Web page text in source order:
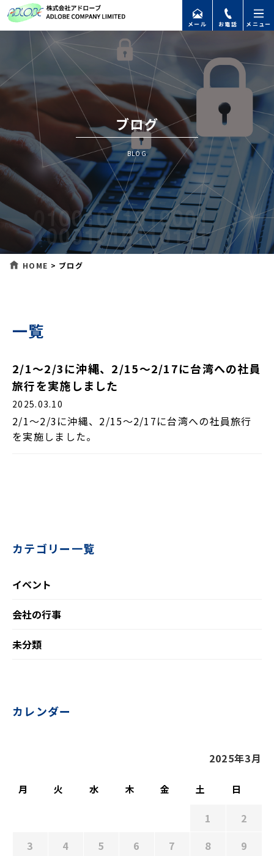
メール お電話 メニュー
ブログ
BLOG
HOME > ブログ
一覧
2/1～2/3に沖縄、2/15～2/17に台湾への社員
旅行を実施しました
2025.03.10
2/1～2/3に沖縄、2/15～2/17に台湾への社員旅行
を実施しました。
カテゴリー一覧
イベント
会社の行事
未分類
カレンダー
2025年3月
月 火 水 木 金 土 日
1
2
3
4 5 6 7 8
9